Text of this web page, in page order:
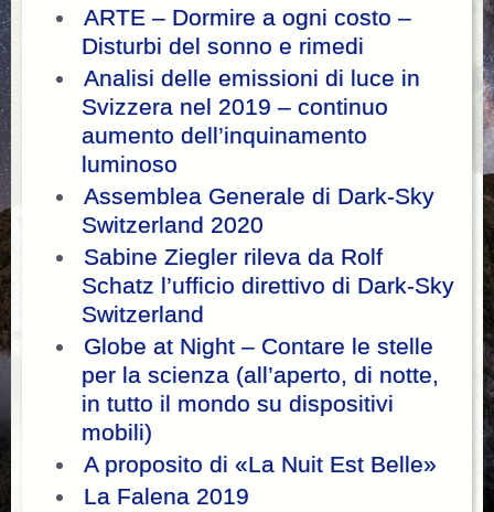
ARTE – Dormire a ogni costo –
Disturbi del sonno e rimedi
Analisi delle emissioni di luce in
Svizzera nel 2019 – continuo
aumento dell’inquinamento
luminoso
Assemblea Generale di Dark-Sky
Switzerland 2020
Sabine Ziegler rileva da Rolf
Schatz l’ufficio direttivo di Dark-Sky
Switzerland
Globe at Night – Contare le stelle
per la scienza (all’aperto, di notte,
in tutto il mondo su dispositivi
mobili)
A proposito di «La Nuit Est Belle»
La Falena 2019